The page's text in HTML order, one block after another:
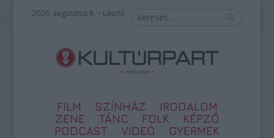
2026. augusztus 8. – László
FILM SZÍNHÁZ
IRODALOM
ZENE
TÁNC FOLK
KÉPZŐ
PODCAST
VIDEÓ GYERMEK